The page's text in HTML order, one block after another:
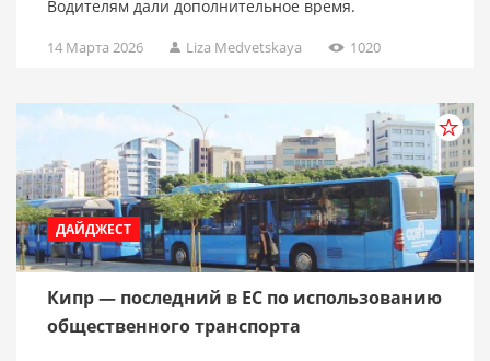
Водителям дали дополнительное время.
14 Марта 2026 Liza Medvetskaya 1020
ДАЙДЖЕСТ
Кипр — последний в ЕС по использованию
общественного транспорта